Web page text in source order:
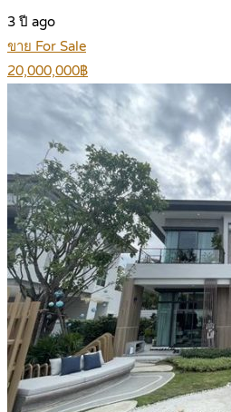
3 ปี ago
ขาย For Sale
20,000,000฿